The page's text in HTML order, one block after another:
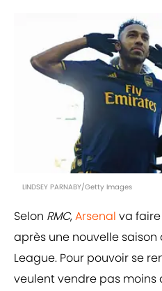
LINDSEY PARNABY/Getty Images
Selon RMC,Arsenal va
après une nouvelle
League. Pour pouvoir se
veulent vendre pas moins